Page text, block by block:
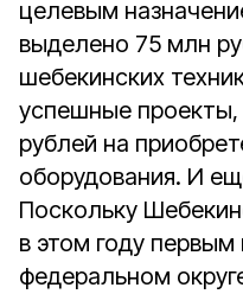
целевым
выделено 75 млн
шебекинских
успешные
рублей на
оборудования. И
Поскольку
в этом году
федеральном